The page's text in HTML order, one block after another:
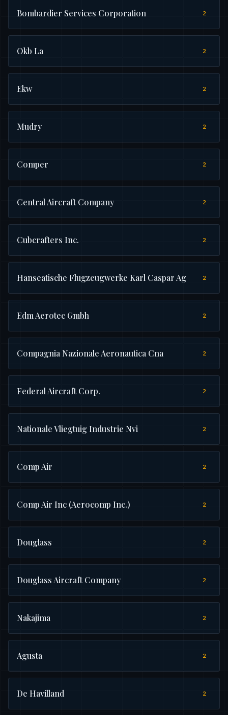
Bombardier Services Corporation 2
Okb La 2
Ekw 2
Mudry 2
Comper 2
Central Aircraft Company 2
Cubcrafters Inc. 2
Hanseatische Flugzeugwerke Karl Caspar Ag 2
Edm Aerotec Gmbh 2
Compagnia Nazionale Aeronautica Cna 2
Federal Aircraft Corp. 2
Nationale Vliegtuig Industrie Nvi 2
Comp Air 2
Comp Air Inc (Aerocomp Inc.) 2
Douglass 2
Douglass Aircraft Company 2
Nakajima 2
Agusta 2
De Havilland 2